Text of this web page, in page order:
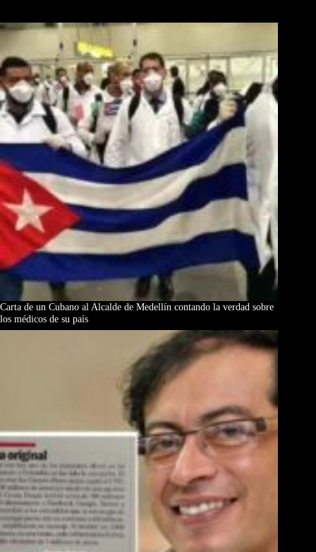
Carta de un Cubano al Alcalde de Medellín contando la verdad sobre
los médicos de su país